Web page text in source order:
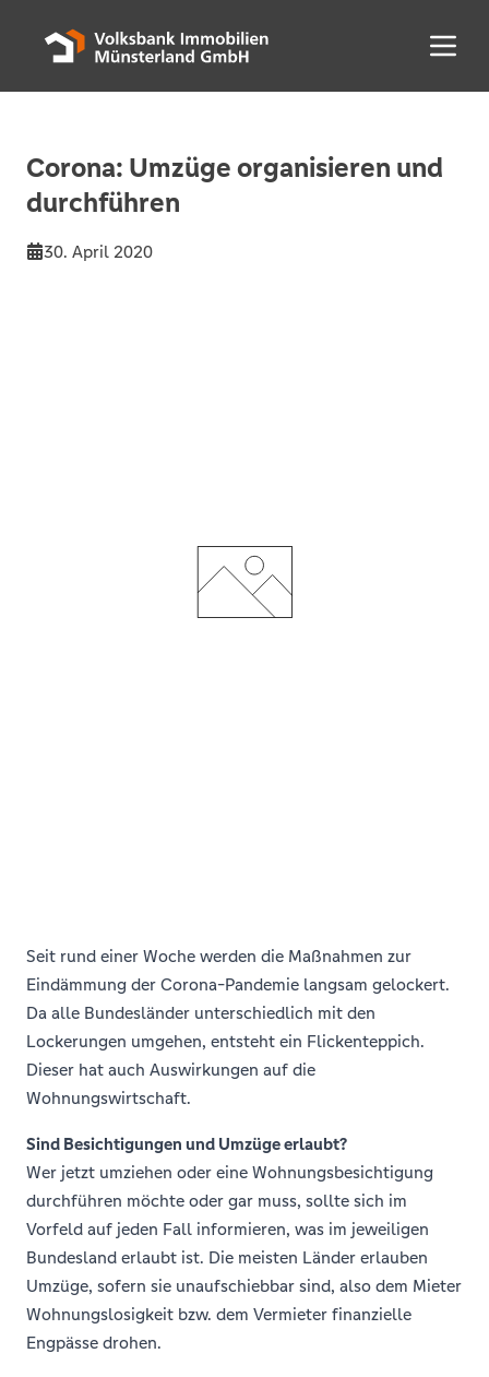
Menü
Corona: Umzüge organisieren und
durchführen
30. April 2020
Seit rund einer Woche werden die Maßnahmen zur
Eindämmung der Corona-Pandemie langsam gelockert.
Da alle Bundesländer unterschiedlich mit den
Lockerungen umgehen, entsteht ein Flickenteppich.
Dieser hat auch Auswirkungen auf die
Wohnungswirtschaft.
Sind Besichtigungen und Umzüge erlaubt?
Wer jetzt umziehen oder eine Wohnungsbesichtigung
durchführen möchte oder gar muss, sollte sich im
Vorfeld auf jeden Fall informieren, was im jeweiligen
Bundesland erlaubt ist. Die meisten Länder erlauben
Umzüge, sofern sie unaufschiebbar sind, also dem Mieter
Wohnungslosigkeit bzw. dem Vermieter finanzielle
Engpässe drohen.